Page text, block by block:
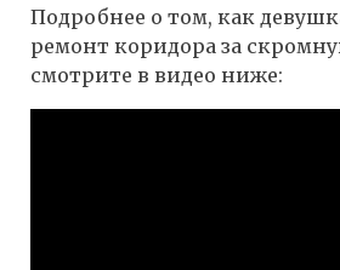
Подробнее о том, как
ремонт коридора за
смотрите в видео ниже: